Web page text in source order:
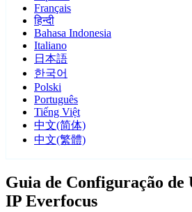
Français
हिन्दी
Bahasa Indonesia
Italiano
日本語
한국어
Polski
Português
Tiếng Việt
中文(简体)
中文(繁體)
Guia de Configuração de
IP Everfocus